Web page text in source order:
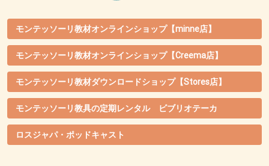
モンテッソーリ教材オンラインショップ【minne店】
モンテッソーリ教材オンラインショップ【Creema店】
モンテッソーリ教材ダウンロードショップ【Stores店】
モンテッソーリ教具の定期レンタル ビブリオテーカ
ロスジャパ・ポッドキャスト